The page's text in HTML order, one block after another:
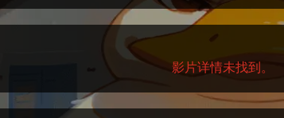
影片详情未找到。